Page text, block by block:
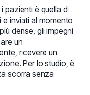
pazienti è quella di
e inviati al momento
dense, gli impegni
un
ricevere un
Per lo studio, è
scorra senza